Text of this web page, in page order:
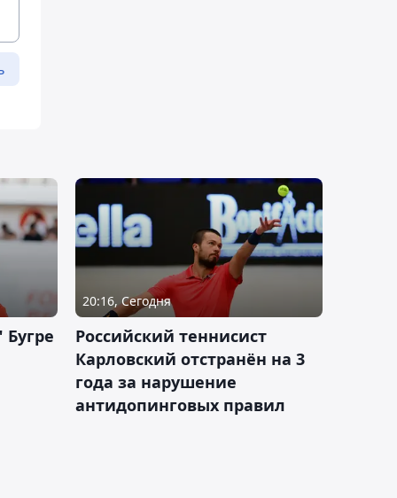
20:16, Сегодня
Российский теннисист
Карловский отстранён на 3
года за нарушение
антидопинговых правил